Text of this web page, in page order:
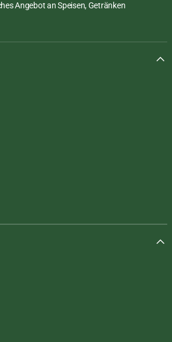
Angebot an Speisen, Getränken